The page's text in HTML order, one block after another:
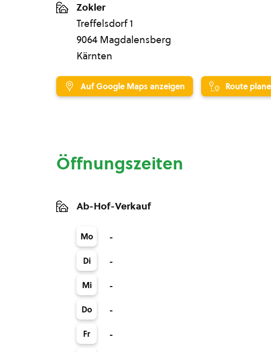
Zokler
Treffelsdorf 1
9064 Magdalensberg
Kärnten
Auf Google Maps anzeigen Route
Öffnungszeiten
Ab-Hof-Verkauf
Mo -
Di -
Mi -
Do -
Fr -